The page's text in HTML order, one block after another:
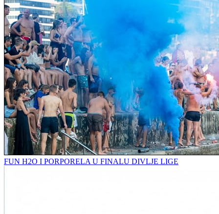
FUN H2O I PORPORELA U FINALU DIVLJE LIGE